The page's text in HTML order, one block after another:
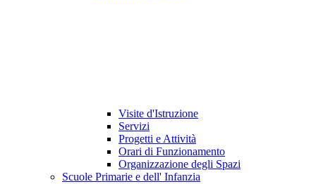
Visite d'Istruzione
Servizi
Progetti e Attività
Orari di Funzionamento
Organizzazione degli Spazi
Scuole Primarie e dell' Infanzia